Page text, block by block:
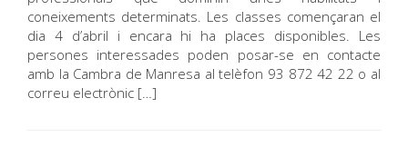
coneixements determinats. Les classes començaran el
dia 4 d’abril i encara hi ha places disponibles. Les
persones interessades poden posar-se en contacte
amb la Cambra de Manresa al telèfon 93 872 42 22 o al
correu electrònic […]